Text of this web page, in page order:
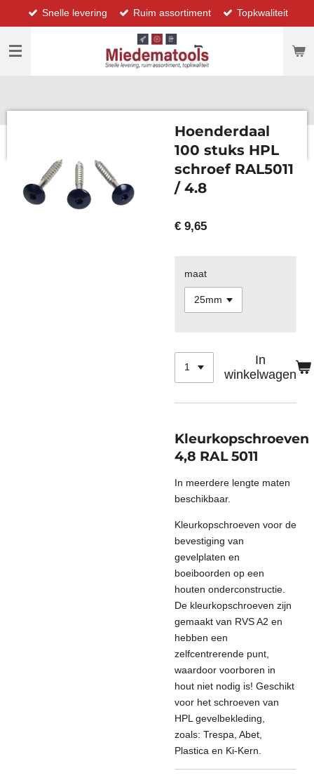
direct
naar
hoofdinhoud
Snelle levering Ruim assortiment Topkwaliteit
Hoenderdaal
100 stuks HPL
schroef RAL5011
/ 4.8
€ 9,65
maat
In
winkelwagen
Kleurkopschroeven
4,8 RAL 5011
In meerdere lengte maten
beschikbaar.
Kleurkopschroeven voor de
bevestiging van
gevelplaten en
boeiboorden op een
houten onderconstructie.
De kleurkopschroeven zijn
gemaakt van RVS A2 en
hebben een
zelfcentrerende punt,
waardoor voorboren in
hout niet nodig is! Geschikt
voor het schroeven van
HPL gevelbekleding,
zoals: Trespa, Abet,
Plastica en Ki-Kern.